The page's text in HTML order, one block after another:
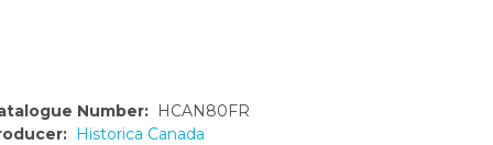
Number: HCAN80FR
Historica Canada